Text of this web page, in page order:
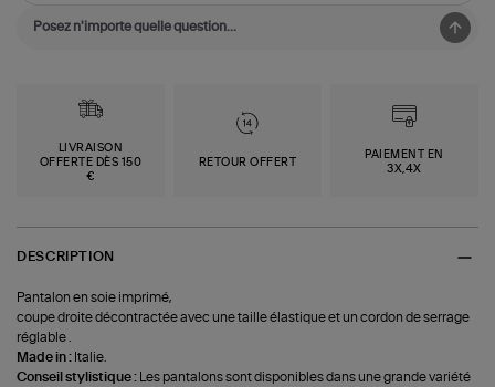
LIVRAISON
OFFERTE DÈS 150
€
RETOUR OFFERT
PAIEMENT EN
3X,4X
DESCRIPTION
Pantalon en soie imprimé,
coupe droite décontractée avec une taille élastique et un cordon de serrage
réglable .
Made in : Italie.
Conseil stylistique :
Les pantalons sont disponibles dans une grande variété